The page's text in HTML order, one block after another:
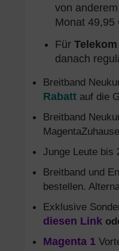
von
Monat 49,95
Für
danach
Breitband
Rabatt auf die
Breitband
Junge Leute bis
Breitband und
bestellen.
Exklusive
diesen Link
Magenta 1